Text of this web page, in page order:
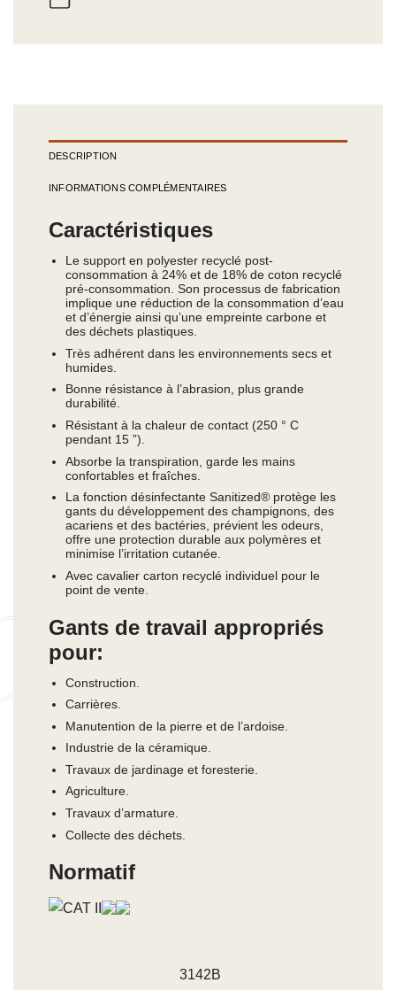
DESCRIPTION
INFORMATIONS COMPLÉMENTAIRES
Caractéristiques
Le support en polyester recyclé post-
consommation à 24% et de 18% de coton recyclé
pré-consommation. Son processus de fabrication
implique une réduction de la consommation d’eau
et d’énergie ainsi qu’une empreinte carbone et
des déchets plastiques.
Très adhérent dans les environnements secs et
humides.
Bonne résistance à l’abrasion, plus grande
durabilité.
Résistant à la chaleur de contact (250 ° C
pendant 15 ”).
Absorbe la transpiration, garde les mains
confortables et fraîches.
La fonction désinfectante Sanitized® protège les
gants du développement des champignons, des
acariens et des bactéries, prévient les odeurs,
offre une protection durable aux polymères et
minimise l’irritation cutanée.
Avec cavalier carton recyclé individuel pour le
point de vente.
Gants de travail appropriés
pour:
Construction.
Carrières.
Manutention de la pierre et de l’ardoise.
Industrie de la céramique.
Travaux de jardinage et foresterie.
Agriculture.
Travaux d’armature.
Collecte des déchets.
Normatif
3142B